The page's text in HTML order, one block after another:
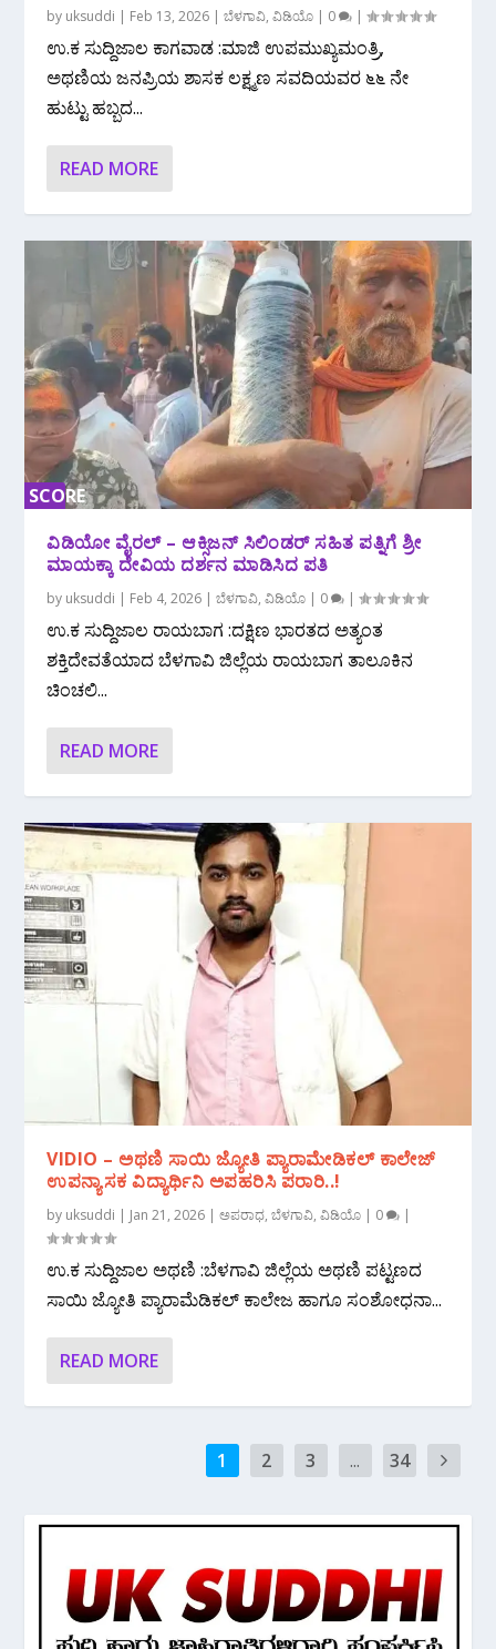
by uksuddi | Feb 13, 2026 |ಬೆಳಗಾವಿ,ವಿಡಿಯೊ | 0 |
ಉ.ಕ ಸುದ್ದಿಜಾಲ ಕಾಗವಾಡ :ಮಾಜಿ ಉಪಮುಖ್ಯಮಂತ್ರಿ,
ಅಥಣಿಯ ಜನಪ್ರಿಯ ಶಾಸಕ ಲಕ್ಷ್ಮಣ ಸವದಿಯವರ ೬೬ ನೇ
ಹುಟ್ಟು ಹಬ್ಬದ...
READ MORE
SCORE
ವಿಡಿಯೋ ವೈರಲ್ – ಆಕ್ಸಿಜನ್ ಸಿಲಿಂಡರ್ ಸಹಿತ ಪತ್ನಿಗೆ ಶ್ರೀ
ಮಾಯಕ್ಕಾ ದೇವಿಯ ದರ್ಶನ ಮಾಡಿಸಿದ ಪತಿ
by uksuddi | Feb 4, 2026 |ಬೆಳಗಾವಿ,ವಿಡಿಯೊ | 0 |
ಉ.ಕ ಸುದ್ದಿಜಾಲ ರಾಯಬಾಗ :ದಕ್ಷಿಣ ಭಾರತದ ಅತ್ಯಂತ
ಶಕ್ತಿದೇವತೆಯಾದ ಬೆಳಗಾವಿ ಜಿಲ್ಲೆಯ ರಾಯಬಾಗ ತಾಲೂಕಿನ
ಚಿಂಚಲಿ...
READ MORE
VIDIO – ಅಥಣಿ ಸಾಯಿ ಜ್ಯೋತಿ ಪ್ಯಾರಾಮೇಡಿಕಲ್ ಕಾಲೇಜ್
ಉಪನ್ಯಾಸಕ ವಿದ್ಯಾರ್ಥಿನಿ ಅಪಹರಿಸಿ ಪರಾರಿ..!
by uksuddi | Jan 21, 2026 |ಅಪರಾಧ,ಬೆಳಗಾವಿ,ವಿಡಿಯೊ | 0 |
ಉ.ಕ ಸುದ್ದಿಜಾಲ ಅಥಣಿ :ಬೆಳಗಾವಿ ಜಿಲ್ಲೆಯ ಅಥಣಿ ಪಟ್ಟಣದ
ಸಾಯಿ ಜ್ಯೋತಿ ಪ್ಯಾರಾಮೆಡಿಕಲ್ ಕಾಲೇಜ ಹಾಗೂ ಸಂಶೋಧನಾ...
READ MORE
1 2 3 ... 34